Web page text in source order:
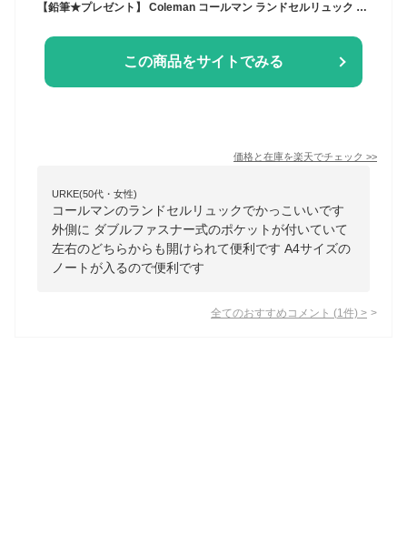
【鉛筆★プレゼント】 Coleman コールマン ランドセルリュック キッズ リュック 【 認定販売店 】 ウォーカーウィズ ランドサック ランドセル型 リュックサック こども 男の子 女の子 小学生 1年生 新入学 反射材 軽量 丈夫 通学 通学用 ランリュック WALKER WITH
この商品をサイトでみる
価格と在庫を楽天でチェック >>
URKE(50代・女性)
コールマンのランドセルリュックでかっこいいです
外側に ダブルファスナー式のポケットが付いていて
左右のどちらからも開けられて便利です A4サイズの
ノートが入るので便利です
全てのおすすめコメント (1 件) >